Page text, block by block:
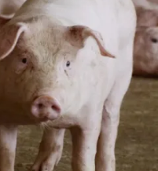
ติ รายงานข้อมูล
ดาห์ที่ 41/2568)